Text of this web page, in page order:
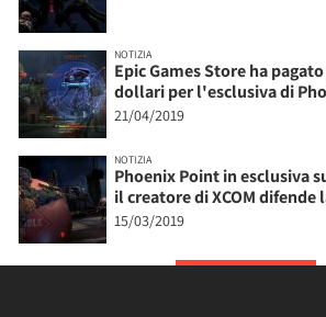
NOTIZIA
Epic Games Store ha
dollari per l'esclusiva di
21/04/2019
NOTIZIA
Phoenix Point in esclusiva
il creatore di XCOM difende
15/03/2019